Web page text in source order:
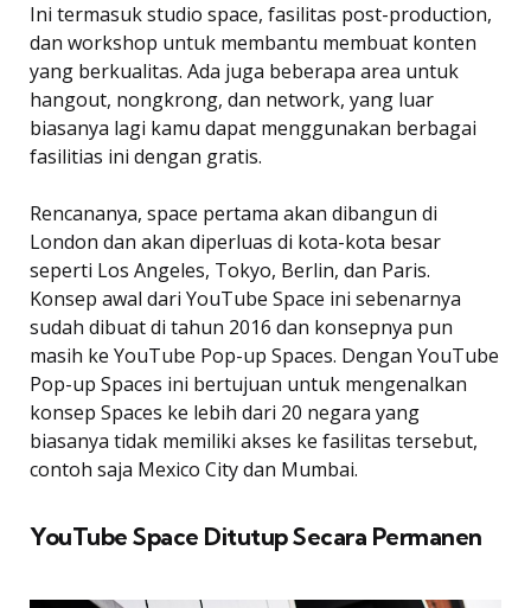
Ini termasuk studio space, fasilitas post-production,
dan workshop untuk membantu membuat konten
yang berkualitas. Ada juga beberapa area untuk
hangout, nongkrong, dan network, yang luar
biasanya lagi kamu dapat menggunakan berbagai
fasilitias ini dengan gratis.
Rencananya, space pertama akan dibangun di
London dan akan diperluas di kota-kota besar
seperti Los Angeles, Tokyo, Berlin, dan Paris.
Konsep awal dari YouTube Space ini sebenarnya
sudah dibuat di tahun 2016 dan konsepnya pun
masih ke YouTube Pop-up Spaces. Dengan YouTube
Pop-up Spaces ini bertujuan untuk mengenalkan
konsep Spaces ke lebih dari 20 negara yang
biasanya tidak memiliki akses ke fasilitas tersebut,
contoh saja Mexico City dan Mumbai.
YouTube Space Ditutup Secara Permanen